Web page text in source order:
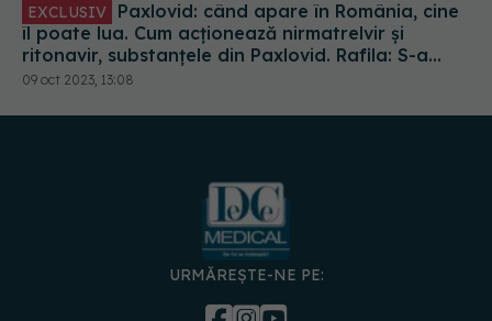
EXCLUSIV
îl poate lua. Cum acționează nirmatrelvir și
ritonavir, substanțele din Paxlovid. Rafila: S-a
semnat contractul. Va fi disponibil la
09 oct 2023, 13:08
URMĂREȘTE-NE PE: